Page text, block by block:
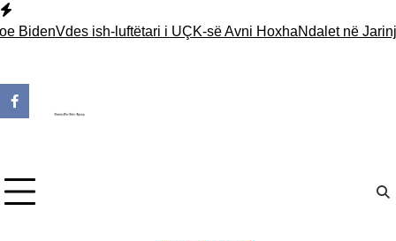
Skip
toVdes ish-luftëtari i UÇK-së Avni Hoxha Ndalet në Jarinjë një